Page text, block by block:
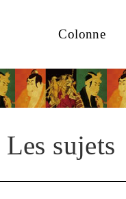
Colonne
Les sujets